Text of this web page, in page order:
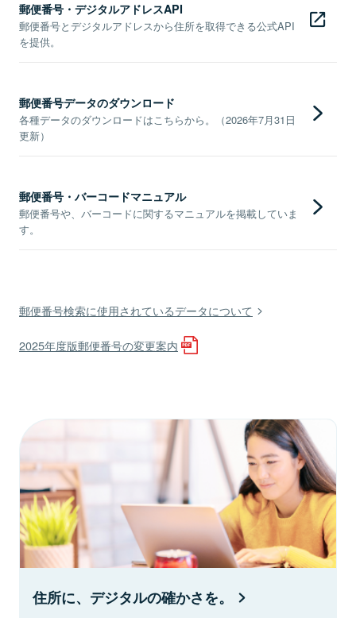
郵便番号・デジタルアドレスAPI
郵便番号とデジタルアドレスから住所を取得できる公式API
を提供。
郵便番号データのダウンロード
各種データのダウンロードはこちらから。（2026年7月31日
更新）
郵便番号・バーコードマニュアル
郵便番号や、バーコードに関するマニュアルを掲載していま
す。
郵便番号検索に使用されているデータについて
2025年度版郵便番号の変更案内
住所に、デジタルの確かさを。